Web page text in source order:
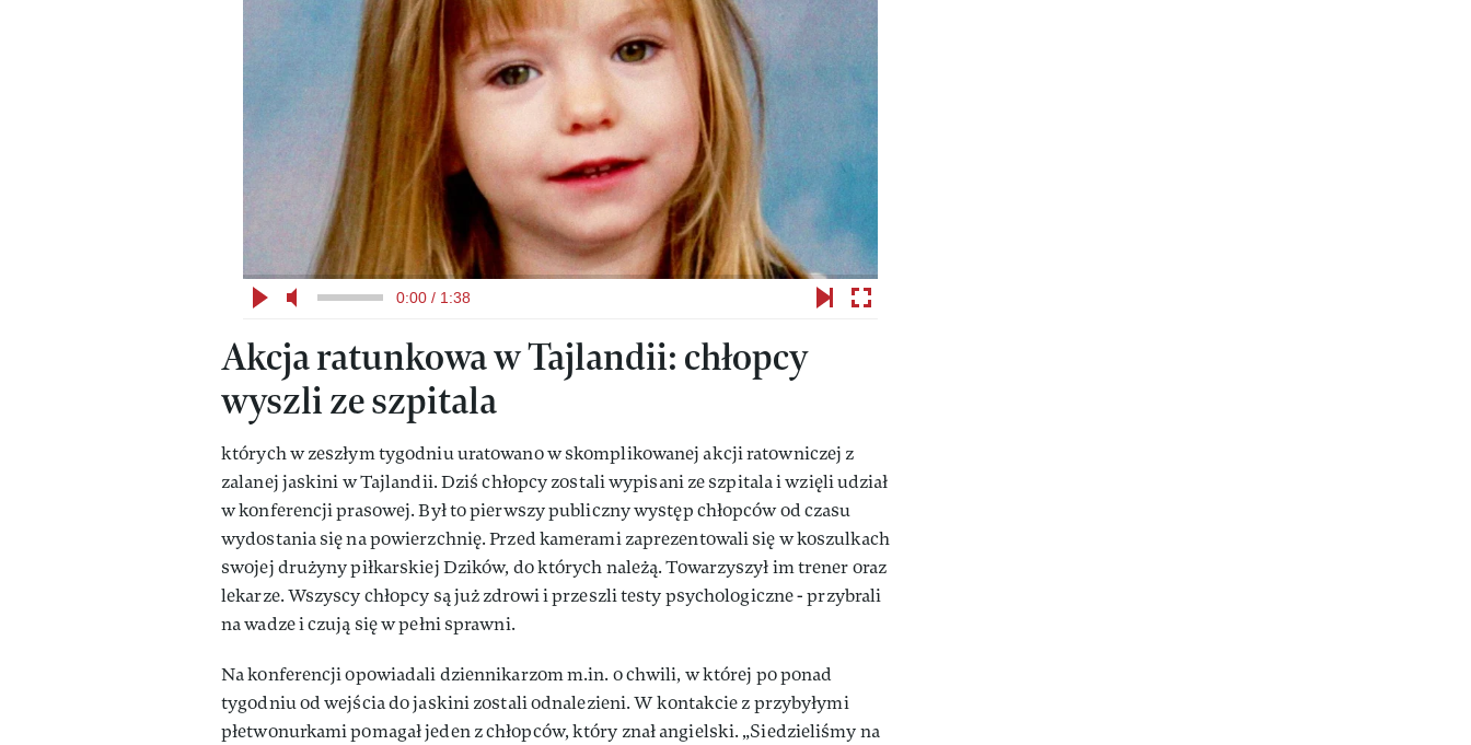
0:00 / 1:38
Akcja ratunkowa w Tajlandii: chłopcy
wyszli ze szpitala
których w zeszłym tygodniu uratowano w skomplikowanej akcji ratowniczej z
zalanej jaskini w Tajlandii. Dziś chłopcy zostali wypisani ze szpitala i wzięli udział
w konferencji prasowej. Był to pierwszy publiczny występ chłopców od czasu
wydostania się na powierzchnię. Przed kamerami zaprezentowali się w koszulkach
swojej drużyny piłkarskiej Dzików, do których należą. Towarzyszył im trener oraz
lekarze. Wszyscy chłopcy są już zdrowi i przeszli testy psychologiczne - przybrali
na wadze i czują się w pełni sprawni.
Na konferencji opowiadali dziennikarzom m.in. o chwili, w której po ponad
tygodniu od wejścia do jaskini zostali odnalezieni. W kontakcie z przybyłymi
płetwonurkami pomagał jeden z chłopców, który znał angielski. „Siedzieliśmy na